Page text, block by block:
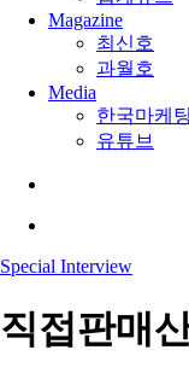
Magazine
최신호
과월호
Media
한국마케
유튜브
Special Interview
직접판매